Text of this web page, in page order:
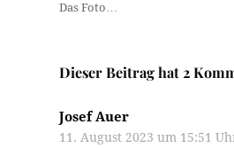
Das Foto…
Dieser Beitrag hat 2
Josef Auer
11. August 2023 um 15:51